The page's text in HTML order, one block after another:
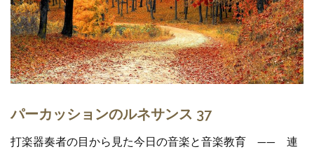
パーカッションのルネサンス 37
打楽器奏者の目から見た今日の音楽と音楽教育 —— 連